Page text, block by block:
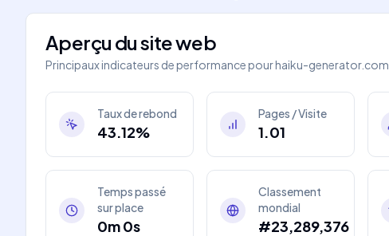
Aperçu du site web
Principaux indicateurs de performance pourhaiku-generator.com
Taux de rebond
43.12%
Pages / Visite
1.01
Temps passé
sur place
0m 0s
Classement
mondial
#23,289,376